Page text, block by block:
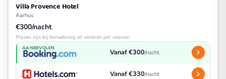
Villa Provence Hotel
Aarhus
€300/nacht
Prijzen zijn bij benadering en variëren per seizoen
AANBEVOLEN Vanaf €300/nacht
Vanaf €330/nacht